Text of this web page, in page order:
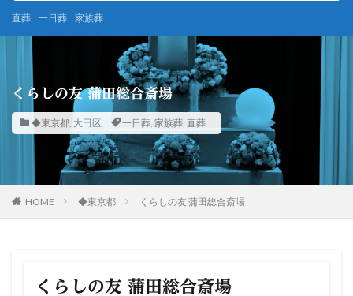
直葬 一日葬 家族葬
くらしの友 蒲田総合斎場
◆東京都, 大田区 一日葬, 家族葬, 直葬
HOME ◆東京都 くらしの友 蒲田総合斎場
くらしの友 蒲田総合斎場